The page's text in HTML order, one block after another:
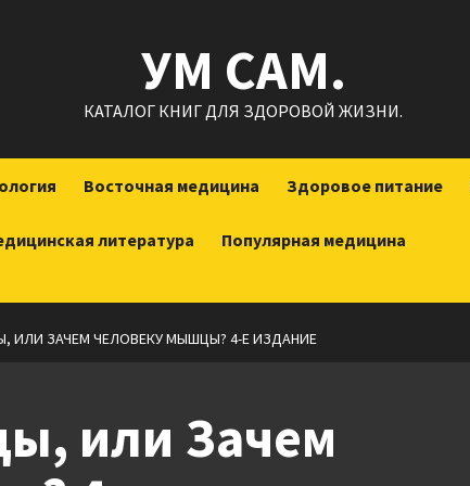
УМ САМ.
КАТАЛОГ КНИГ ДЛЯ ЗДОРОВОЙ ЖИЗНИ.
Восточная медицина Здоровое питание
литература Популярная медицина
ИЛИ ЗАЧЕМ ЧЕЛОВЕКУ МЫШЦЫ? 4-Е ИЗДАНИЕ
или Зачем